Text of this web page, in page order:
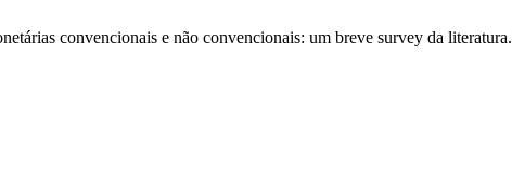
convencionais e não convencionais: um breve survey da literatura.